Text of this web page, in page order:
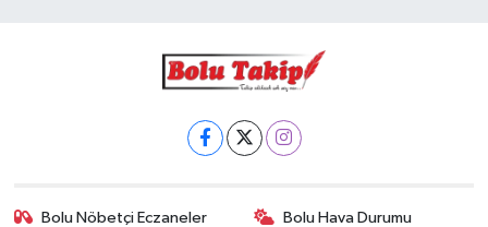
Bolu Nöbetçi Eczaneler Bolu Hava Durumu